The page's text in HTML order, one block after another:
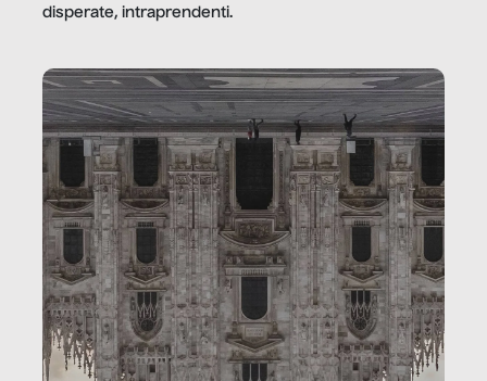
disperate, intraprendenti.